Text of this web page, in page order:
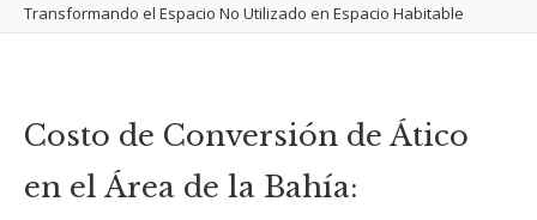
Transformando el Espacio No Utilizado en Espacio Habitable
Costo de Conversión de Ático
en el Área de la Bahía: